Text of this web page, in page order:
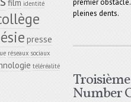
premier
pleines dents.
Number
film identité
presse
réseaux sociaux
téléréalité